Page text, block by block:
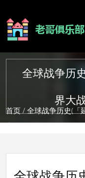
全球战争历
界大
首页 / 全球战争历史(「
突」)